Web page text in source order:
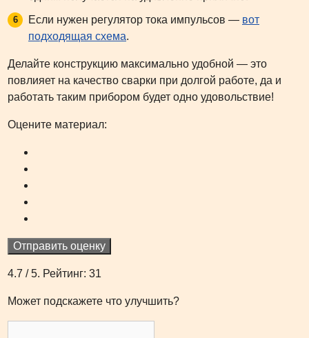
Если нужен регулятор тока импульсов — вот
подходящая схема.
Делайте конструкцию максимально удобной — это
повлияет на качество сварки при долгой работе, да и
работать таким прибором будет одно удовольствие!
Оцените материал:
Отправить оценку
4.7 / 5. Рейтинг: 31
Может подскажете что улучшить?